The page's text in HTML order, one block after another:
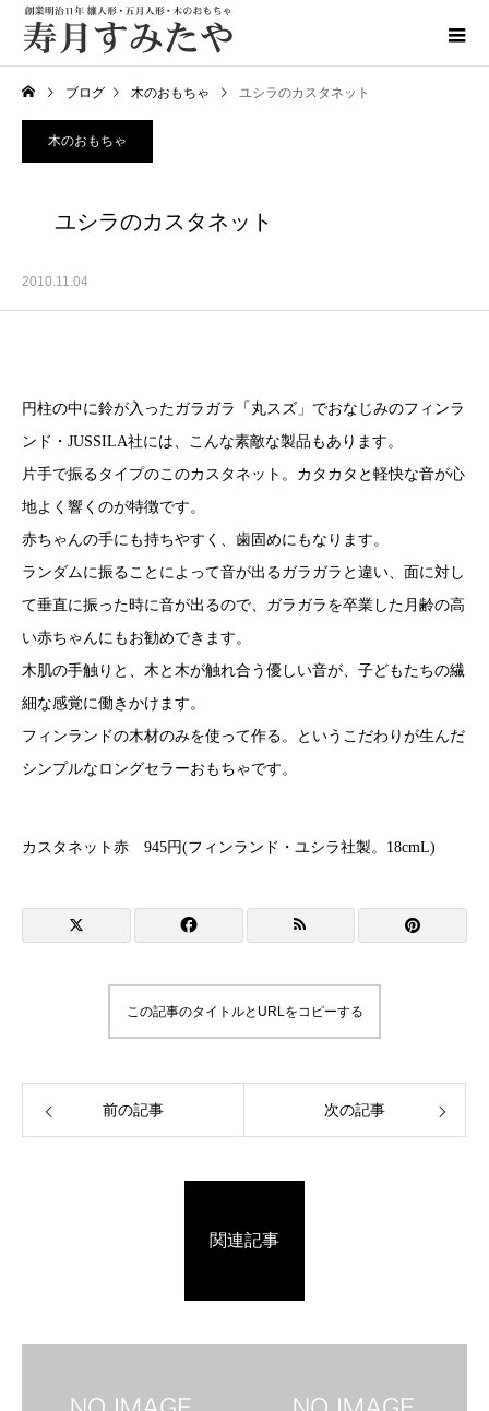
ブログ 木のおもちゃ ユシラのカスタネット
木のおもちゃ
ユシラのカスタネット
2010.11.04
円柱の中に鈴が入ったガラガラ「丸スズ」でおなじみのフィンラ
ンド・JUSSILA社には、こんな素敵な製品もあります。
片手で振るタイプのこのカスタネット。カタカタと軽快な音が心
地よく響くのが特徴です。
赤ちゃんの手にも持ちやすく、歯固めにもなります。
ランダムに振ることによって音が出るガラガラと違い、面に対し
て垂直に振った時に音が出るので、ガラガラを卒業した月齢の高
い赤ちゃんにもお勧めできます。
木肌の手触りと、木と木が触れ合う優しい音が、子どもたちの繊
細な感覚に働きかけます。
フィンランドの木材のみを使って作る。というこだわりが生んだ
シンプルなロングセラーおもちゃです。
カスタネット赤 945円(フィンランド・ユシラ社製。18cmL)
この記事のタイトルとURLをコピーする
前の記事 次の記事
関連記事